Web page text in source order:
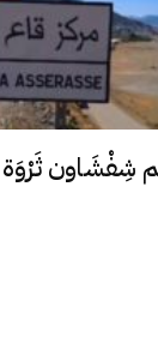
شِفْشَاون ثَرْوَة